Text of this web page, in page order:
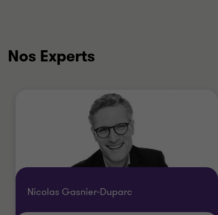
Nos Experts
Nicolas Gasnier-Duparc